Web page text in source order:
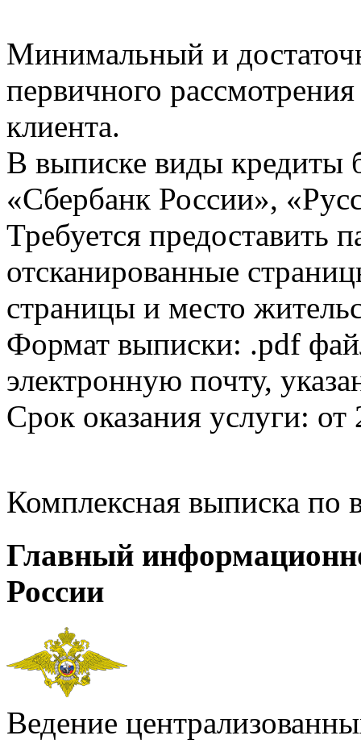
Минимальный и
первичного
клиента.
В выписке виды кредиты
«Сбербанк России»,
Требуется предоставить
отсканированные
страницы и место
Формат выписки: .pdf
электронную почту,
Срок оказания услуги: от
Комплексная выписка
Главный
России
Ведение